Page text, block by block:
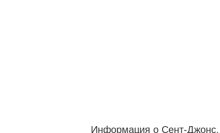
Информация о Сент-Джонс,